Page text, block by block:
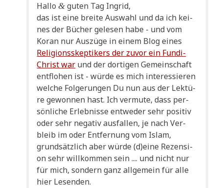
Hal­lo& guten Tag Ingrid,
das ist eine brei­te Aus­wahl und da ich kei­
nes der Bücher gele­sen habe - und vom
Koran nur Aus­zü­ge in einem Blog eines
Reli­gi­ons­skep­ti­kers der zuvor ein Fun­di-
Christ war und der dor­ti­gen Gemein­schaft
ent­flo­hen ist - wür­de es mich inter­es­sie­ren
wel­che Fol­ge­run­gen Du nun aus der Lek­tü­
re gewon­nen hast. Ich ver­mu­te, dass per­
sön­li­che Erleb­nis­se ent­we­der sehr posi­tiv
oder sehr nega­tiv aus­fal­len, je nach Ver­
bleib im oder Ent­fer­nung vom Islam,
grund­sätz­lich aber wür­de (d)eine Rezen­si­
on sehr will­kom­men sein .... und nicht nur
für mich, son­dern ganz all­ge­mein für alle
hier Lesenden.